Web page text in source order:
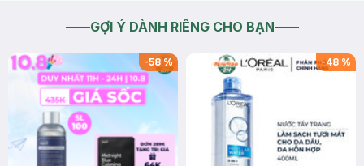
GỢI Ý DÀNH RIÊNG CHO BẠN
-58% -48 %